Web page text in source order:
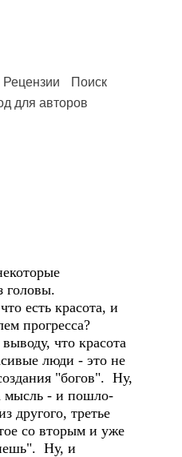
Рецензии
Поиск
для авторов
головы.
есть красота, и
прогресса?
что красота
люди - это не
"богов". Ну,
мысль - и пошло-
другого, третье
со вторым и уже
Ну, и